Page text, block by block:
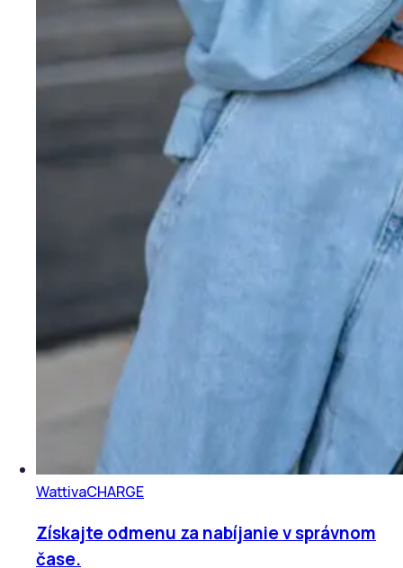
WattivaCHARGE
Získajte odmenu za nabíjanie v správnom
čase.